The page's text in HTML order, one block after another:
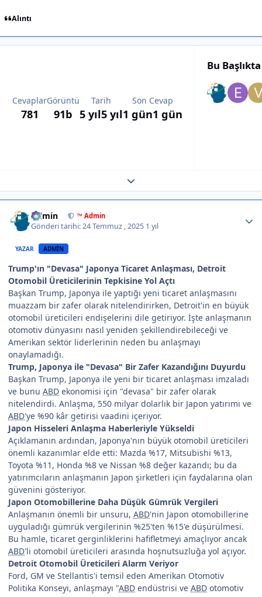
Alıntı
Cevaplar
781
Görüntü
91b
Tarih
5 yıl5 yıl
Son Cevap
1 gün1 gün
Bu
Expand topic overview
Admin ™ Admin
Gönderi tarihi:24 Temmuz , 2025 1 yıl
YAZAR ADMIN
Trump'ın "Devasa" Japonya Ticaret Anlaşması, Detroit
Otomobil Üreticilerinin Tepkisine Yol Açtı
Başkan Trump, Japonya ile yaptığı yeni ticaret anlaşmasını
muazzam bir zafer olarak nitelendirirken, Detroit'in en büyük
otomobil üreticileri endişelerini dile getiriyor. İşte anlaşmanın
otomotiv dünyasını nasıl yeniden şekillendirebileceği ve
Amerikan sektör liderlerinin neden bu anlaşmayı
onaylamadığı.
Trump, Japonya ile "Devasa" Bir Zafer Kazandığını Duyurdu
Başkan Trump, Japonya ile yeni bir ticaret anlaşması imzaladı
ve bunu ABD ekonomisi için "devasa" bir zafer olarak
nitelendirdi. Anlaşma, 550 milyar dolarlık bir Japon yatırımı ve
ABD'ye %90 kâr getirisi vaadini içeriyor.
Japon Hisseleri Anlaşma Haberleriyle Yükseldi
Açıklamanın ardından, Japonya'nın büyük otomobil üreticileri
önemli kazanımlar elde etti: Mazda %17, Mitsubishi %13,
Toyota %11, Honda %8 ve Nissan %8 değer kazandı; bu da
yatırımcıların anlaşmanın Japon şirketleri için faydalarına olan
güvenini gösteriyor.
Japon Otomobillerine Daha Düşük Gümrük Vergileri
Anlaşmanın önemli bir unsuru, ABD'nin Japon otomobillerine
uyguladığı gümrük vergilerinin %25'ten %15'e düşürülmesi.
Bu hamle, ticaret gerginliklerini hafifletmeyi amaçlıyor ancak
ABD'li otomobil üreticileri arasında hoşnutsuzluğa yol açıyor.
Detroit Otomobil Üreticileri Alarm Veriyor
Ford, GM ve Stellantis'i temsil eden Amerikan Otomotiv
Politika Konseyi, anlaşmayı "ABD endüstrisi ve ABD otomotiv